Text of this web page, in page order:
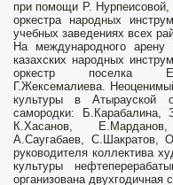
при помощи Р. Нурпеисовой,
оркестра народных
учебных заведениях всех
На международного
казахских народных
оркестр поселка
Г.Жексемалиева.
культуры в Атырауской
самородки: Б.Карабалина,
К.Хасанов,
А.Саугабаев, С.Шакратов,
руководителя коллектива
культуры
организована двухгодичная